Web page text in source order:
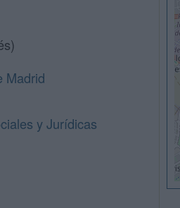
Madrid
y Jurídicas